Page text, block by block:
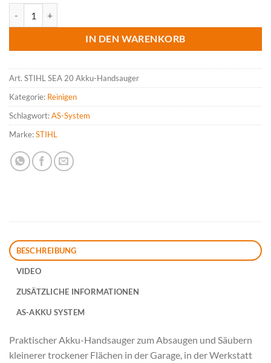
IN DEN WARENKORB
Art. STIHL SEA 20 Akku-Handsauger
Kategorie: Reinigen
Schlagwort:AS-System
Marke:STIHL
BESCHREIBUNG
VIDEO
ZUSÄTZLICHE INFORMATIONEN
AS-AKKU SYSTEM
Praktischer Akku-Handsauger zum Absaugen und Säubern
kleinerer trockener Flächen in der Garage, in der Werkstatt